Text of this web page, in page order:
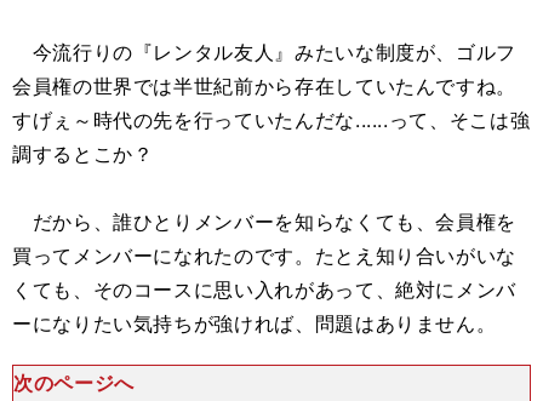
今流行りの『レンタル友人』みたいな制度が、ゴルフ
会員権の世界では半世紀前から存在していたんですね。
すげぇ～時代の先を行っていたんだな......って、そこは強
調するとこか？
だから、誰ひとりメンバーを知らなくても、会員権を
買ってメンバーになれたのです。たとえ知り合いがいな
くても、そのコースに思い入れがあって、絶対にメンバ
ーになりたい気持ちが強ければ、問題はありません。
次のページへ